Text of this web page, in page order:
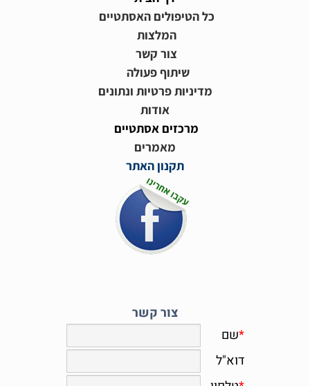
כל הטיפולים האסתטיים
המלצות
צור קשר
שיתוף פעולה
מדיניות פרטיות ונתונים
אודות
מרכזים אסתטיים
מאמרים
תקנון האתר
צור קשר